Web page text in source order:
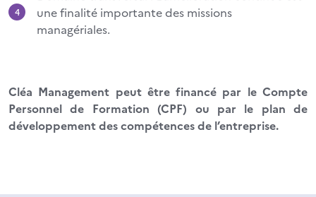
une finalité importante des missions
managériales.
Cléa Management peut être financé par le Compte
Personnel de Formation (CPF) ou par le plan de
développement des compétences de l’entreprise.